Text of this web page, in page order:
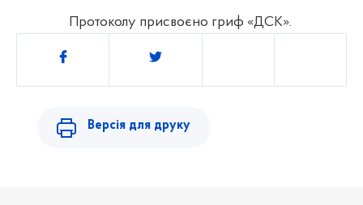
Протоколу присвоєно гриф «ДСК».
Поділитись
Версія для друку